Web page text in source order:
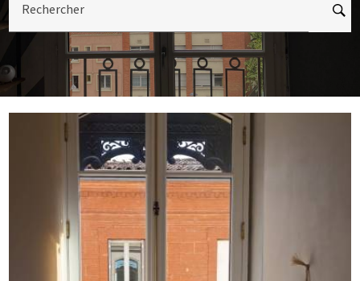
Rechercher